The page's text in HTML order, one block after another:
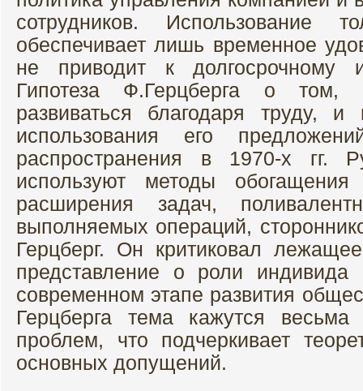
сотрудников. Использование
обеспечивает лишь временное
не приводит к долгосрочному
Гипотеза Ф.Герцберга о том,
развиваться благодаря труду, и
использования его
распространения в 1970-х гг.
используют методы
расширения задач,
выполняемых операций,
Герцберг. Он критиковал
представление о роли
современном этапе развития
Герцберга тема кажутся
проблем, что подчеркивает
основных допущений.